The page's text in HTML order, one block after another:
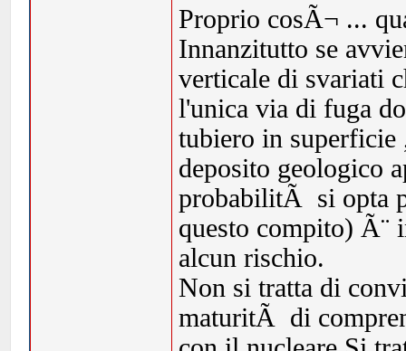
Proprio cosÃ¬ ...
Innanzitutto se
verticale di svariati
l'unica via di fuga
tubiero in
deposito geologico
probabilitÃ si opta
questo compito) Ã¨
alcun rischio.
Non si tratta di
maturitÃ di